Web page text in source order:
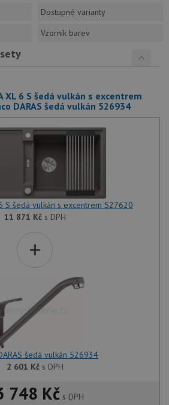
Dostupné varianty
Vzorník barev
XL 6 S šedá vulkán s excentrem
DARAS šedá vulkán 526934
S šedá vulkán s excentrem 527620
11 871 Kčs DPH
+
šedá vulkán 526934
2 601 Kčs DPH
748 Kč s DPH